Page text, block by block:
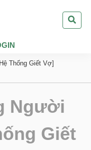
Thống Giết Vợ]
Người
Giết